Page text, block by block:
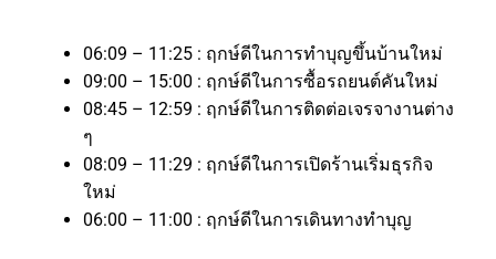
06:09 – 11:25 : ฤกษ์ดีในการทำบุญขึ้นบ้านใหม่
09:00 – 15:00 : ฤกษ์ดีในการซื้อรถยนต์คันใหม่
08:45 – 12:59 : ฤกษ์ดีในการติดต่อเจรจางานต่าง
ๆ
08:09 – 11:29 : ฤกษ์ดีในการเปิดร้านเริ่มธุรกิจ
ใหม่
06:00 – 11:00 : ฤกษ์ดีในการเดินทางทำบุญ